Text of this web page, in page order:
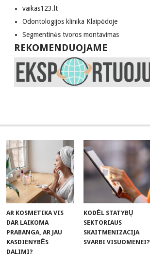
vaikas123.lt
Odontologijos klinika Klaipėdoje
Segmentinės tvoros montavimas
REKOMENDUOJAME
AR KOSMETIKA VIS
DAR LAIKOMA
PRABANGA, AR JAU
KASDIENYBĖS
DALIMI?
KODĖL STATYBŲ
SEKTORIAUS
SKAITMENIZACIJA
SVARBI VISUOMENEI?